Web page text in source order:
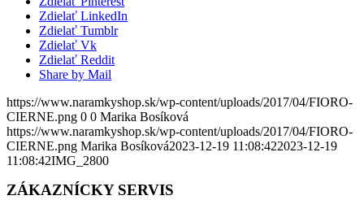
Zdielať LinkedIn
Zdielať Tumblr
Zdielať Vk
Zdielať Reddit
Share by Mail
https://www.naramkyshop.sk/wp-content/uploads/2017/04/FIORO-
CIERNE.png 0 0 Marika Bosíková
https://www.naramkyshop.sk/wp-content/uploads/2017/04/FIORO-
CIERNE.png Marika Bosíková2023-12-19 11:08:422023-12-19
11:08:42IMG_2800
ZÁKAZNÍCKY SERVIS